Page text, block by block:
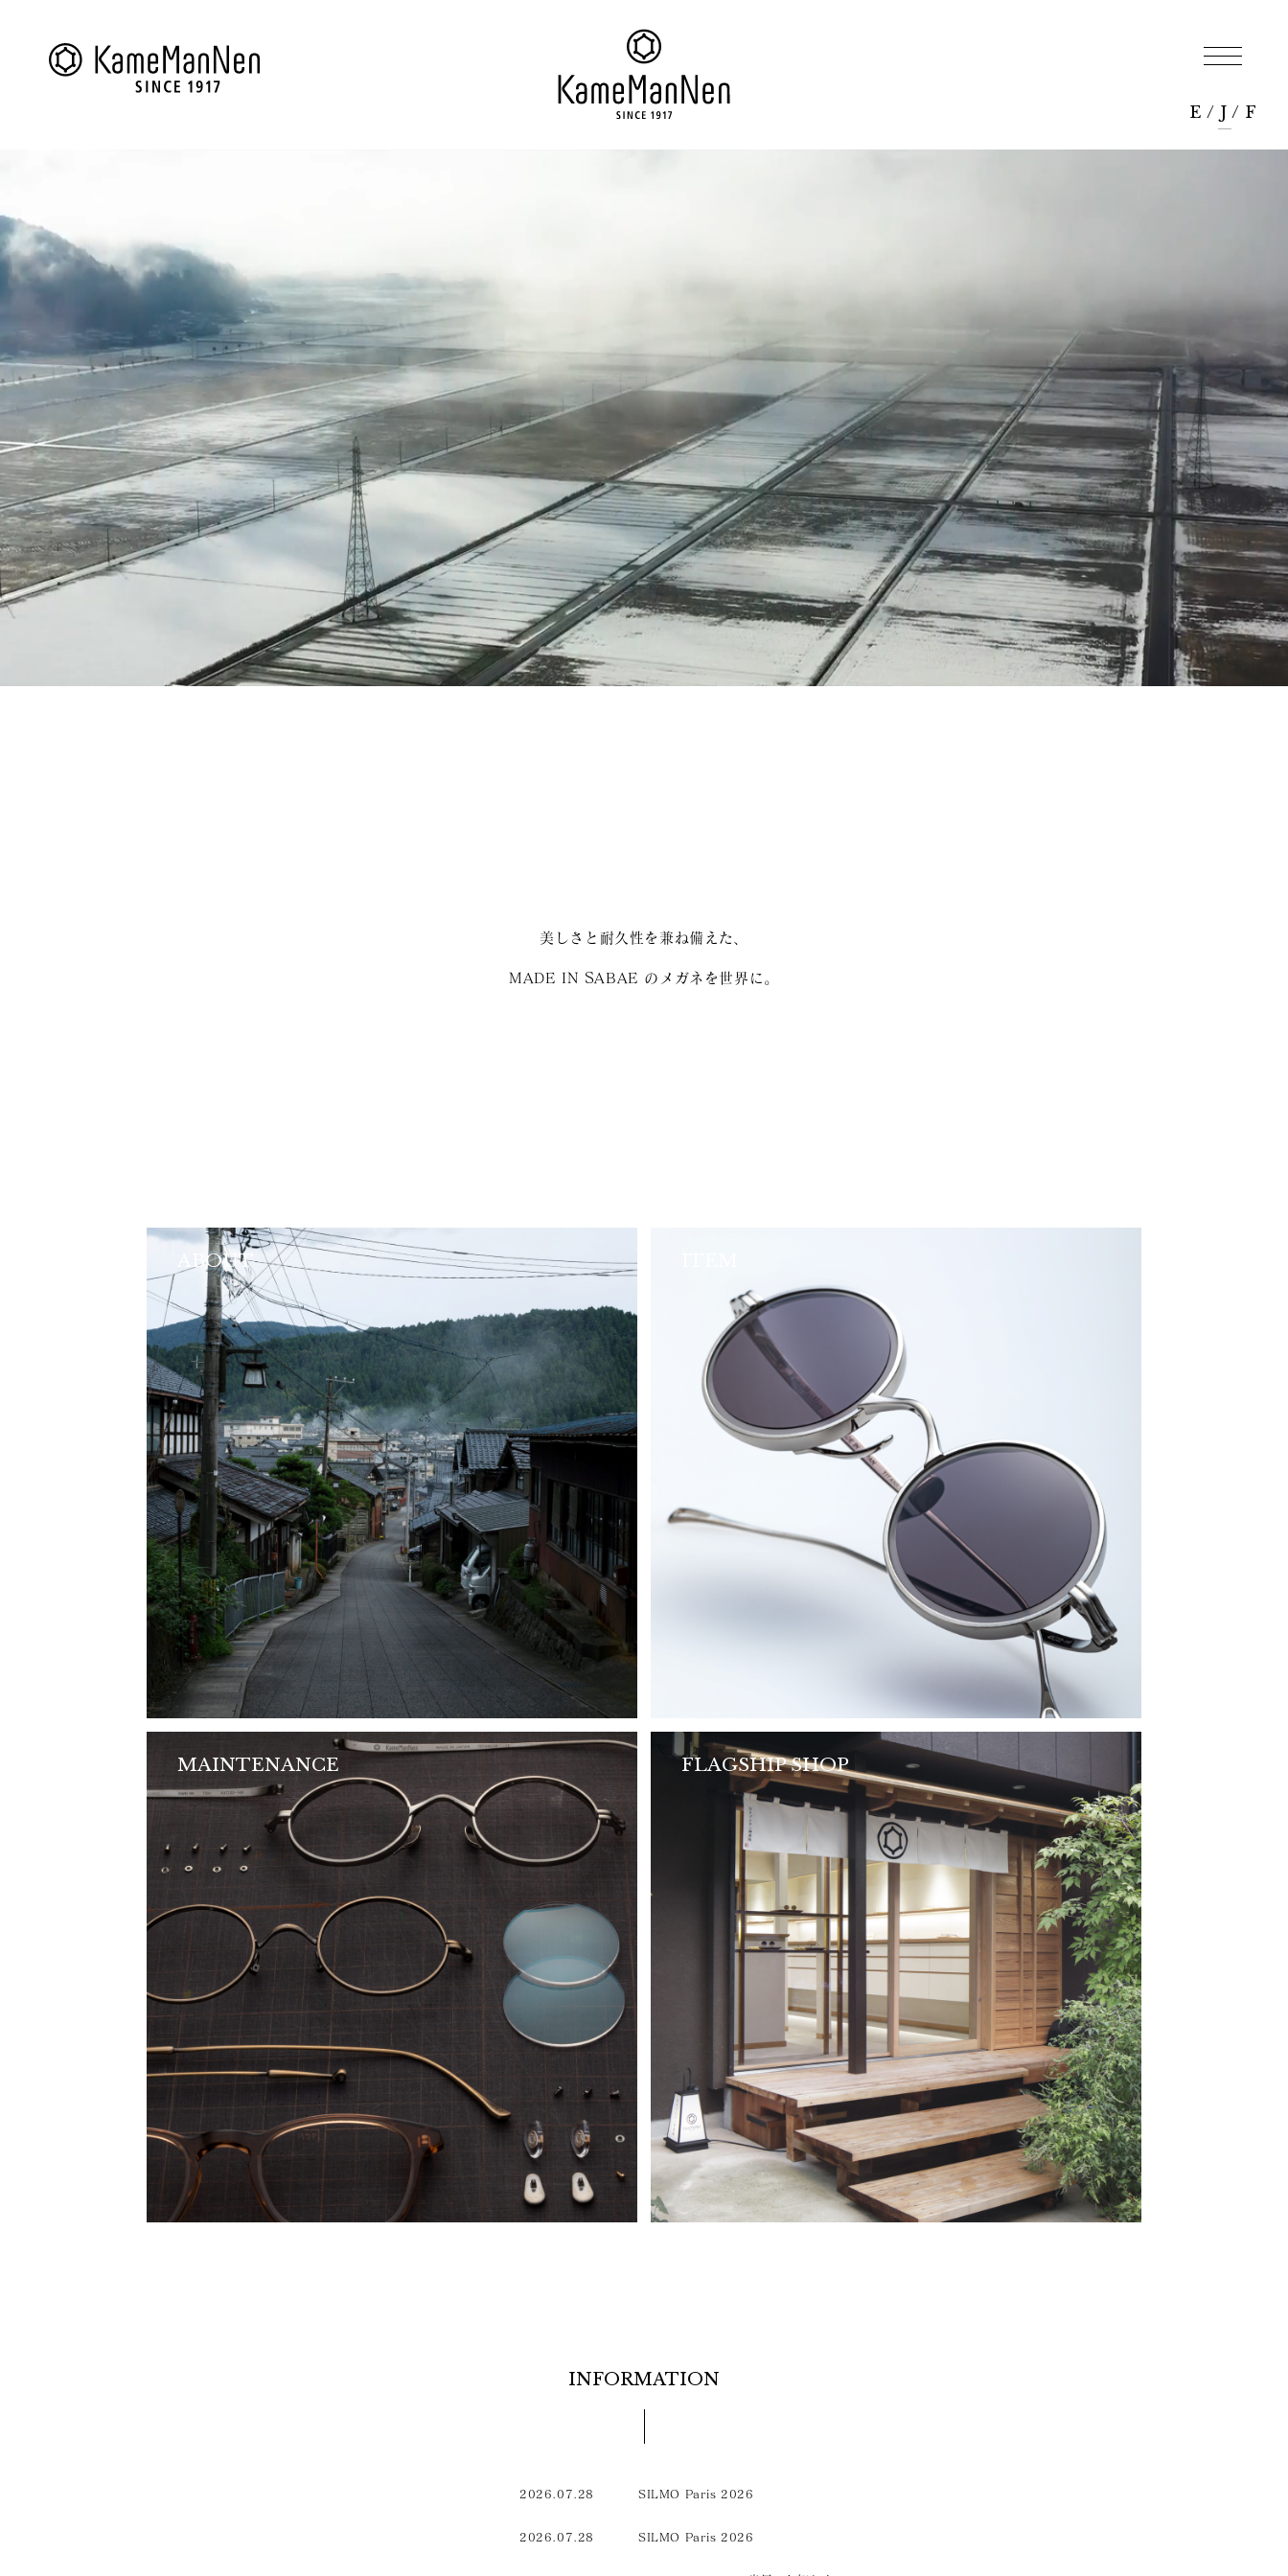
E / J / F
美しさと耐久性を兼ね備えた、
MADE IN SABAE のメガネを世界に。
ABOUT
MAINTENANCE FLAGSHIP SHOP
INFORMATION
2026.07.28 SILMO Paris 2026
2026.07.28 SILMO Paris 2026